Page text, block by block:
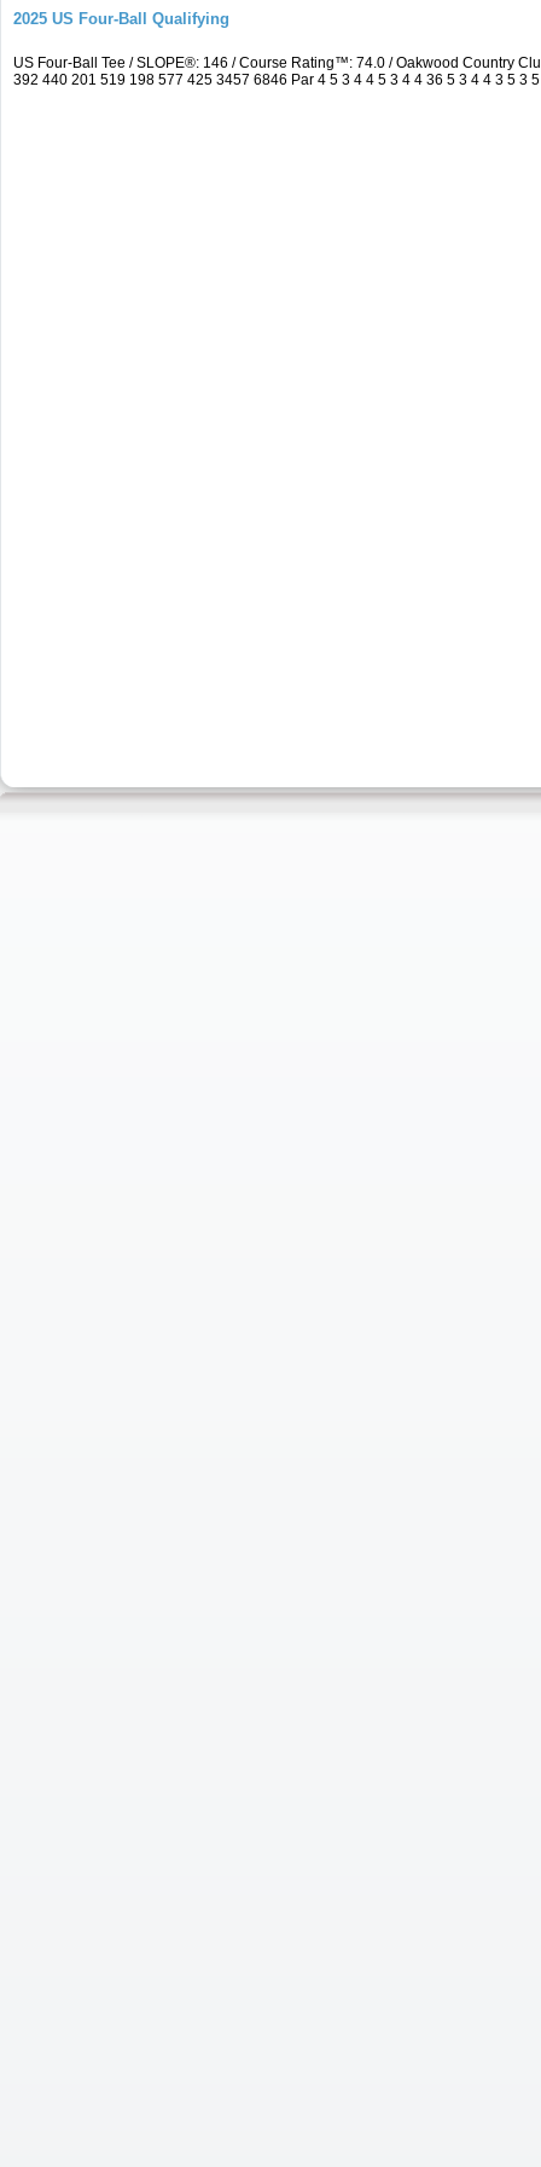
2025 US Four-Ball Qualifying
US Four-Ball Tee / SLOPE®: 146 / Course Rating™: 74.0 / Oakwood Country
392 440 201 519 198 577 425 3457 6846 Par 4 5 3 4 4 5 3 4 4 36 5 3 4 4 3 5 3